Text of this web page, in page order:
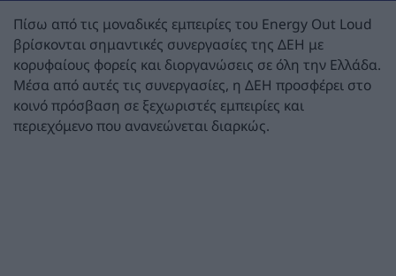
Πίσω από τις μοναδικές εμπειρίες του Energy Out Loud
βρίσκονται σημαντικές συνεργασίες της ΔΕΗ με
κορυφαίους φορείς και διοργανώσεις σε όλη την Ελλάδα.
Μέσα από αυτές τις συνεργασίες, η ΔΕΗ προσφέρει στο
κοινό πρόσβαση σε ξεχωριστές εμπειρίες και
περιεχόμενο που ανανεώνεται διαρκώς.